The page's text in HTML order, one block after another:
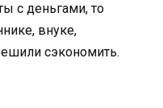
с деньгами, то
внуке,
сэкономить.